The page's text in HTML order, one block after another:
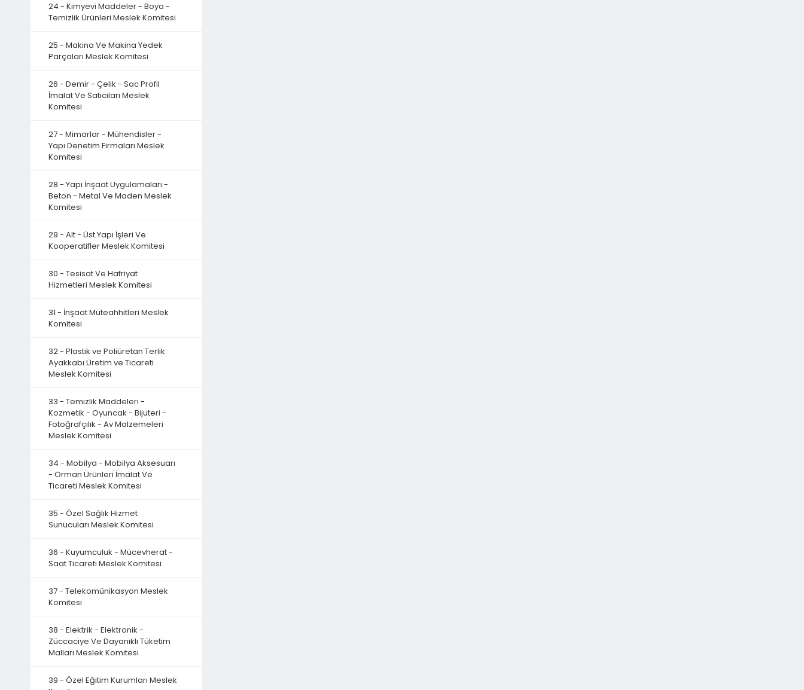
24 - Kimyevi Maddeler - Boya -
Temizlik Ürünleri Meslek Komitesi
25 - Makina Ve Makina Yedek
Parçaları Meslek Komitesi
26 - Demir - Çelik - Sac Profil
İmalat Ve Satıcıları Meslek
Komitesi
27 - Mimarlar - Mühendisler -
Yapı Denetim Firmaları Meslek
Komitesi
28 - Yapı İnşaat Uygulamaları -
Beton - Metal Ve Maden Meslek
Komitesi
29 - Alt - Üst Yapı İşleri Ve
Kooperatifler Meslek Komitesi
30 - Tesisat Ve Hafriyat
Hizmetleri Meslek Komitesi
31 - İnşaat Müteahhitleri Meslek
Komitesi
32 - Plastik ve Poliüretan Terlik
Ayakkabı Üretim ve Ticareti
Meslek Komitesi
33 - Temizlik Maddeleri -
Kozmetik - Oyuncak - Bijuteri -
Fotoğrafçılık - Av Malzemeleri
Meslek Komitesi
34 - Mobilya - Mobilya Aksesuarı
- Orman Ürünleri İmalat Ve
Ticareti Meslek Komitesi
35 - Özel Sağlık Hizmet
Sunucuları Meslek Komitesi
36 - Kuyumculuk - Mücevherat -
Saat Ticareti Meslek Komitesi
37 - Telekomünikasyon Meslek
Komitesi
38 - Elektrik - Elektronik -
Züccaciye Ve Dayanıklı Tüketim
Malları Meslek Komitesi
39 - Özel Eğitim Kurumları Meslek